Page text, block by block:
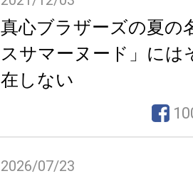
真心ブラザーズの夏の
スサマーヌード」には
在しない
2026/07/23